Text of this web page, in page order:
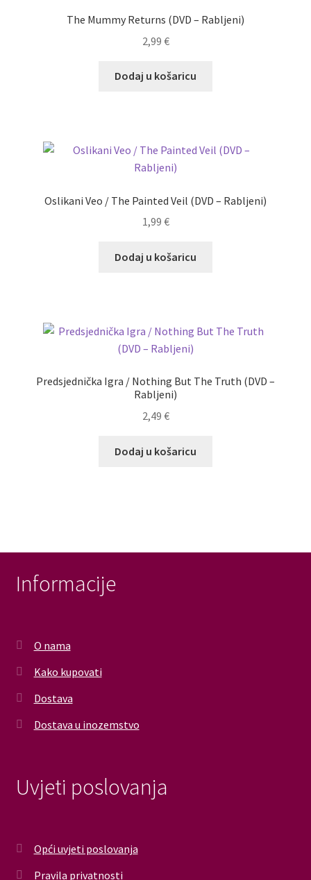
The Mummy Returns (DVD – Rabljeni)
2,99 €
Dodaj u košaricu
Oslikani Veo / The Painted Veil (DVD – Rabljeni)
1,99 €
Dodaj u košaricu
Predsjednička Igra / Nothing But The Truth (DVD –
Rabljeni)
2,49 €
Dodaj u košaricu
Informacije
O nama
Kako kupovati
Dostava
Dostava u inozemstvo
Uvjeti poslovanja
Opći uvjeti poslovanja
Pravila privatnosti